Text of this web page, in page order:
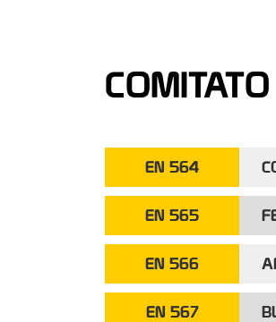
EN 564
EN 565
EN 566
EN 567